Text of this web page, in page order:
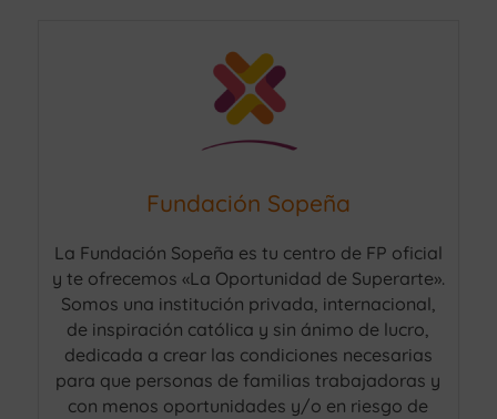
Fundación Sopeña
La Fundación Sopeña es tu centro de FP oficial
y te ofrecemos «La Oportunidad de Superarte».
Somos una institución privada, internacional,
de inspiración católica y sin ánimo de lucro,
dedicada a crear las condiciones necesarias
para que personas de familias trabajadoras y
con menos oportunidades y/o en riesgo de